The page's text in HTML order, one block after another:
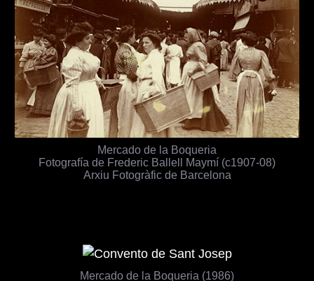
Mercado de la Boqueria
Fotografía de Frederic Ballell Maymí (c1907-08)
Arxiu Fotogràfic de Barcelona
Mercado de la Boqueria (1986)